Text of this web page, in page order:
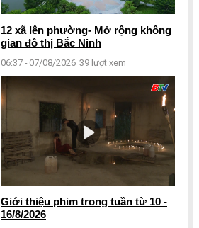
12 xã lên phường- Mở rộng không
gian đô thị Bắc Ninh
06:37 - 07/08/2026 39 lượt xem
Giới thiệu phim trong tuần từ 10 -
16/8/2026